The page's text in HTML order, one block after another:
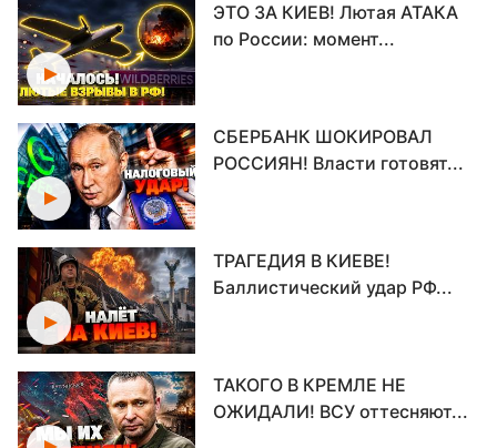
ЭТО ЗА КИЕВ! Лютая АТАКА
по России: момент...
СБЕРБАНК ШОКИРОВАЛ
РОССИЯН! Власти готовят...
ТРАГЕДИЯ В КИЕВЕ!
Баллистический удар РФ...
ТАКОГО В КРЕМЛЕ НЕ
ОЖИДАЛИ! ВСУ оттесняют...